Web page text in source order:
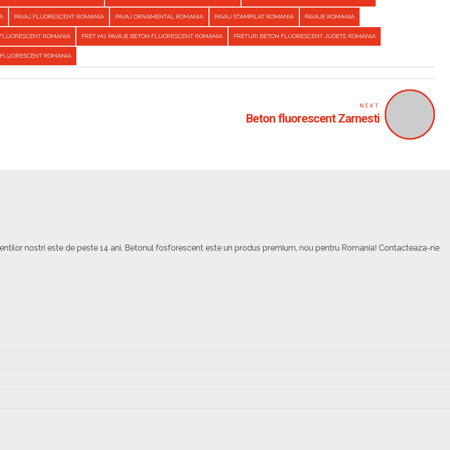
PAVAJ FLUORESCENT ROMANIA PAVAJ ORNAMENTAL ROMANIA PAVAJ STAMPILAT ROMANIA PAVAJE ROMANIA
ROMANIA PRET M2 PAVAJE BETON FLUORESCENT ROMANIA PRETURI BETON FLUORESCENT JUDETE ROMANIA
ROMANIA
NEXT
Beton fluorescent Zarnesti
nostri este de peste 14 ani. Betonul fosforescent este un produs premium, nou pentru Romania! Contacteaza-ne